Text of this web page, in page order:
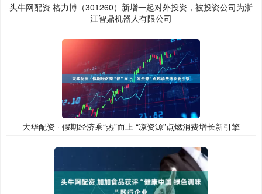
头牛网配资 格力博（301260）新增一起对外投资，被投资公司为浙
江智鼎机器人有限公司
大华配资 · 假期经济乘“热”而上 “凉资源”点燃消费增长新引擎